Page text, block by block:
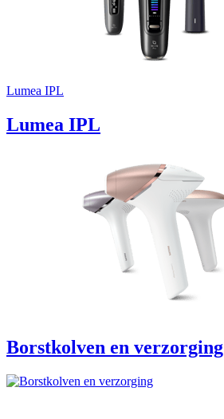
Lumea IPL
Lumea IPL
Borstkolven en verzorging